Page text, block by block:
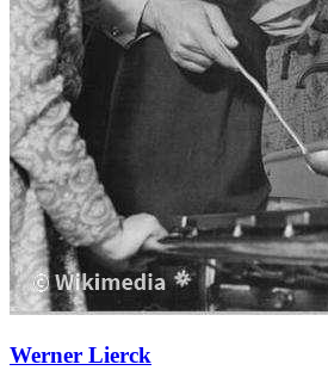
Werner Lierck